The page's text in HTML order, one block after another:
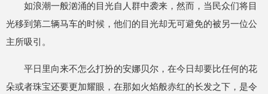
如浪潮一般汹涌的目光自人群中袭来，然而，当民众们将目
光移到第二辆马车的时候，他们的目光却无可避免的被另一位公
主所吸引。
平日里向来不怎么打扮的安娜贝尔，在今日却要比任何的花
朵或者珠宝还要更加耀眼，在那如火焰般赤红的长发之下，是令